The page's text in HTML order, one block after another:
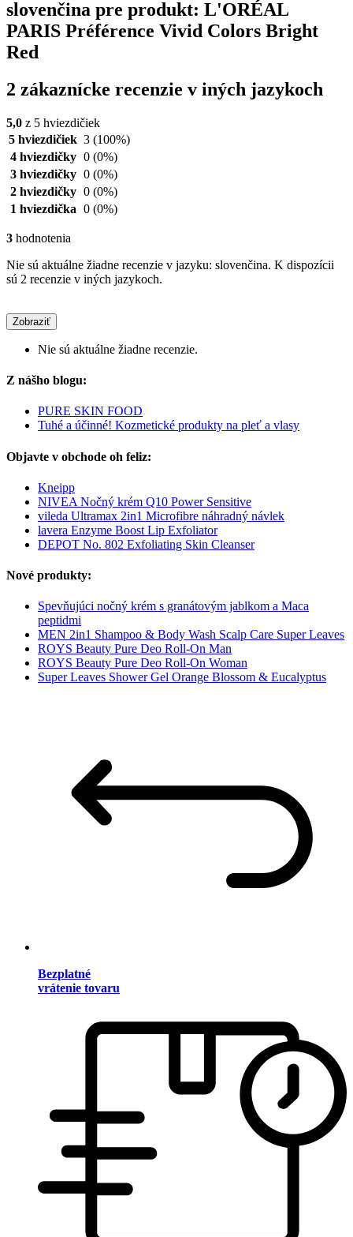
slovenčina pre produkt: L'ORÉAL
PARIS Préférence Vivid Colors Bright
Red
2 zákaznícke recenzie v iných jazykoch
5,0 z 5 hviezdičiek
5 hviezdičiek 3 (100%)
4 hviezdičky 0 (0%)
3 hviezdičky 0 (0%)
2 hviezdičky 0 (0%)
1 hviezdička 0 (0%)
3 hodnotenia
Nie sú aktuálne žiadne recenzie v jazyku: slovenčina. K dispozícii
sú 2 recenzie v iných jazykoch.
Zobraziť
Nie sú aktuálne žiadne recenzie.
Z nášho blogu:
PURE SKIN FOOD
Tuhé a účinné! Kozmetické produkty na pleť a vlasy
Objavte v obchode oh feliz:
Kneipp
NIVEA Nočný krém Q10 Power Sensitive
vileda Ultramax 2in1 Microfibre náhradný návlek
lavera Enzyme Boost Lip Exfoliator
DEPOT No. 802 Exfoliating Skin Cleanser
Nové produkty:
Spevňujúci nočný krém s granátovým jablkom a Maca
peptidmi
MEN 2in1 Shampoo & Body Wash Scalp Care Super Leaves
ROYS Beauty Pure Deo Roll-On Man
ROYS Beauty Pure Deo Roll-On Woman
Super Leaves Shower Gel Orange Blossom & Eucalyptus
Bezplatné
vrátenie tovaru